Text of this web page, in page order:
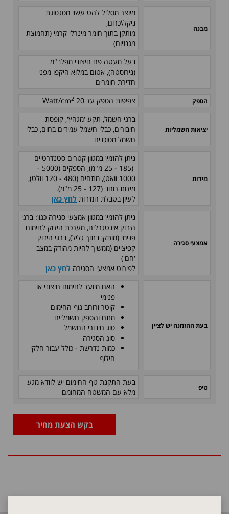
מבנה
מיוצר מסליל להט עשוי מסגסוגת
ניקל\כרום,
מותקן בתוך חומר מינרלי קרמי (תחמוצת
מגנזיום)
בעל מעטה פח חיצוני מפלב"מ
(נירוסטה), אטום במלוא היקפו מפני
חדירת חומרים
הספק צפיפות הספק עד 20 Watt/cm 2
יציאות חשמליות
ברגי חשמל, תקע 'מגהץ', קופסת
חיבורים, כבלי חשמל עמידים בחום, כבלי
חשמל מסוכנים
מידות
ניתן להזמין במגוון קטרים סטנדרטיים
(185 - 25 מ"מ), הספקים (5000 -
1000 וואט), מתחים (480 - 120 וולט),
מידות רוחב (127 - 25 מ"מ).
לעיון בטבלת המידות לחץ כאן
אמצעי סגירה
ניתן להזמין במגוון אמצעי סגירה כגון: ברגי
הידוק אינטגרלים, מערכת הידוק לחימום
פנימי (מותקן בתוך גליל), ברגי הידוק
קפיציים (ממשיך להיות מהודק במצב
'חם')
לפירוט אמצעי הסגירה לחץ כאן
בעת ההזמנה יש לציין
האם מיועד לחימום חיצוני או
פנימי
קוטר ורוחב גוף החימום
מתח והספק חשמליים
סוג חיבורי החשמל
סוג הסגירה
כמות נדרשת - כולל עבור חלקי
חילוף
טיפ
בעת התקנת גוף החימום יש לוודא מגע
מלא עם המשטח המחומם
בקש הצעת מחיר